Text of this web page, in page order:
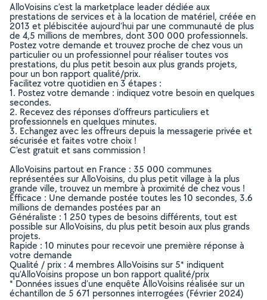
AlloVoisins c’est la marketplace leader dédiée aux
prestations de services et à la location de matériel, créée en
2013 et plébiscitée aujourd’hui par une communauté de plus
de 4,5 millions de membres, dont 300 000 professionnels.
Postez votre demande et trouvez proche de chez vous un
particulier ou un professionnel pour réaliser toutes vos
prestations, du plus petit besoin aux plus grands projets,
pour un bon rapport qualité/prix.
Facilitez votre quotidien en 3 étapes :
1. Postez votre demande : indiquez votre besoin en quelques
secondes.
2. Recevez des réponses d’offreurs particuliers et
professionnels en quelques minutes.
3. Echangez avec les offreurs depuis la messagerie privée et
sécurisée et faites votre choix !
C’est gratuit et sans commission !
AlloVoisins partout en France : 35 000 communes
représentées sur AlloVoisins, du plus petit village à la plus
grande ville, trouvez un membre à proximité de chez vous !
Efficace : Une demande postée toutes les 10 secondes, 3.6
millions de demandes postées par an
Généraliste : 1 250 types de besoins différents, tout est
possible sur AlloVoisins, du plus petit besoin aux plus grands
projets.
Rapide : 10 minutes pour recevoir une première réponse à
votre demande
Qualité / prix : 4 membres AlloVoisins sur 5* indiquent
qu’AlloVoisins propose un bon rapport qualité/prix
* Données issues d’une enquête AlloVoisins réalisée sur un
échantillon de 5 671 personnes interrogées (Février 2024)